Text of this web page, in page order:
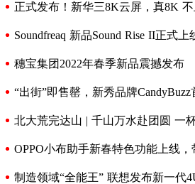
正式发布！新华三8K云屏，真8K 不
Soundfreaq 新品Sound Rise II正式上
穗宝集团2022年春季新品震撼发布
“出街”即售罄，新秀品牌
北大荒完达山 | 千山万水赴团圆 一
OPPO小布助手新春特色功能上线
制造领域“全能王” 联想发布新一代